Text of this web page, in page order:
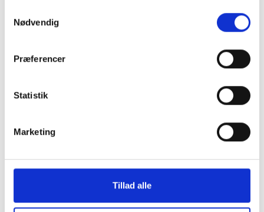
Nødvendig
Præferencer
Statistik
Marketing
Tillad alle
Vester Allé 8B, 3. sal, 8000 Aarhus C